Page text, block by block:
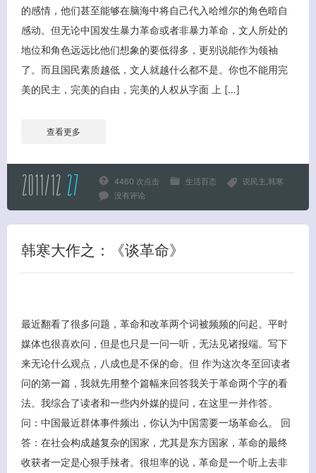
的感情，他们甚至能够在脑海中将自己代入哈维尔的角色暗自
感动。但无论中国发生暴力革命或者非暴力革命，文人所处的
地位和角色远远比他们想象的要低得多，更别说能作为领袖
了。而且国民素质越低，文人就越什么都不是。你也不能用完
美的民主，完美的自由，完美的人权从字面 上 […]
查看更多
2011/12 27 4460 次点击 生活百态 说民主 韩寒
没有评论
韩寒大作之：《谈革命》
最近翻看了很多问题，革命和改革两个词被频频的问起。平时
媒体也很喜欢问，但是也只是一问一听，无法见诸报端。写下
来无论什么观点，八成也是不保的命。但 作为这次冬至回读者
问的第一篇，我就先用整个篇幅来回答我关于革命两个字的看
法。我综合了读者和一些内外媒的提问，在这里一并作答。
问：中国最近群体事件频出，你认为中国需要一场革命么。 回
答：在社会构成越复杂的国家，尤其是东方国家，革命的最终
收获者一定是心狠手辣者。很坦率的说，革命是一个听上去非
客服小美